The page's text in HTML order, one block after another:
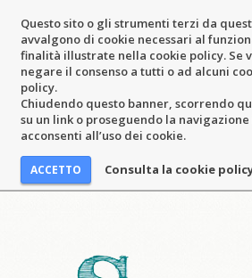
Questo sito o gli strumenti terzi da
avvalgono di cookie necessari al
finalità illustrate nella cookie policy. Se
negare il consenso a tutti o ad alcuni
policy.
Chiudendo questo banner, scorrendo
su un link o proseguendo la
acconsenti all’uso dei cookie.
Consulta la cookie